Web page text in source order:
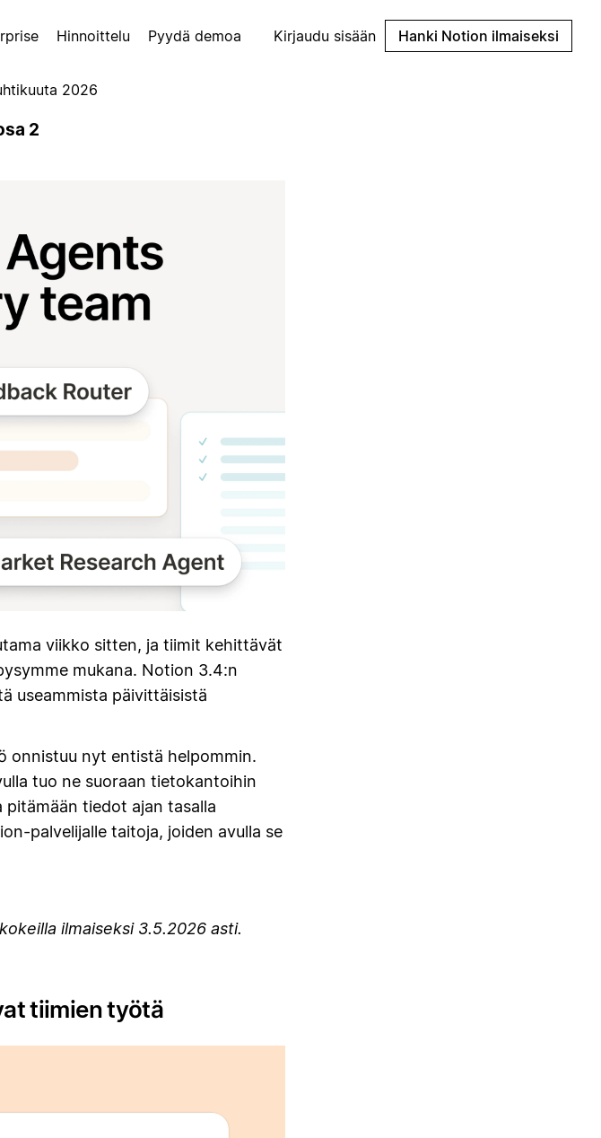
Hinnoittelu Pyydä demoa Kirjaudu sisään Hanki Notion ilmaiseksi
2026
2
viikko sitten, ja tiimit kehittävät
mukana. Notion 3.4:n
useammista päivittäisistä
onnistuu nyt entistä helpommin.
tuo ne suoraan tietokantoihin
pitämään tiedot ajan tasalla
palvelijalle taitoja, joiden avulla se
ilmaiseksi 3.5.2026 asti.
tiimien työtä